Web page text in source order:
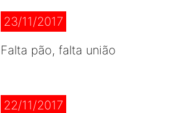
23/11/2017
Falta pão, falta união
22/11/2017